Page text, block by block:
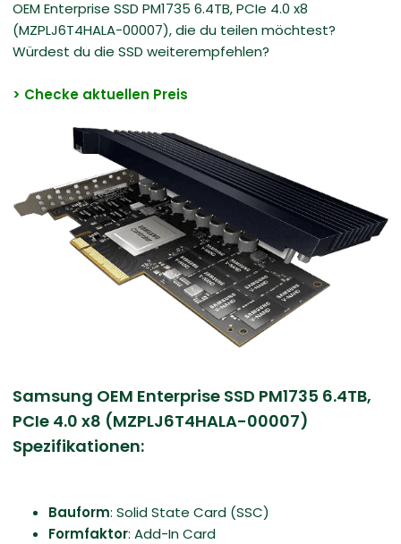
OEM Enterprise SSD PM1735 6.4TB, PCIe 4.0 x8
(MZPLJ6T4HALA-00007), die du teilen möchtest?
Würdest du die SSD weiterempfehlen?
> Checke aktuellen Preis
Samsung OEM Enterprise SSD PM1735 6.4TB,
PCIe 4.0 x8 (MZPLJ6T4HALA-00007)
Spezifikationen:
Bauform: Solid State Card (SSC)
Formfaktor: Add-In Card